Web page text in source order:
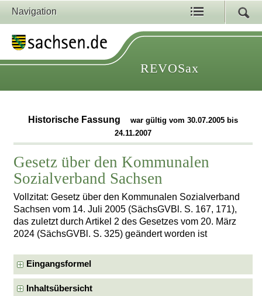
Navigation
REVOSax
Historische Fassung
war gültig vom 30.07.2005 bis
24.11.2007
Gesetz über den Kommunalen
Sozialverband Sachsen
Vollzitat: Gesetz über den Kommunalen Sozialverband
Sachsen vom 14. Juli 2005 (SächsGVBl. S. 167, 171),
das zuletzt durch Artikel 2 des Gesetzes vom 20. März
2024 (SächsGVBl. S. 325) geändert worden ist
Eingangsformel
Inhaltsübersicht